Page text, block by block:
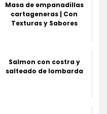
Masa de empanadillas
cartageneras | Con
Texturas y Sabores
Salmon con costra y
salteado de lombarda